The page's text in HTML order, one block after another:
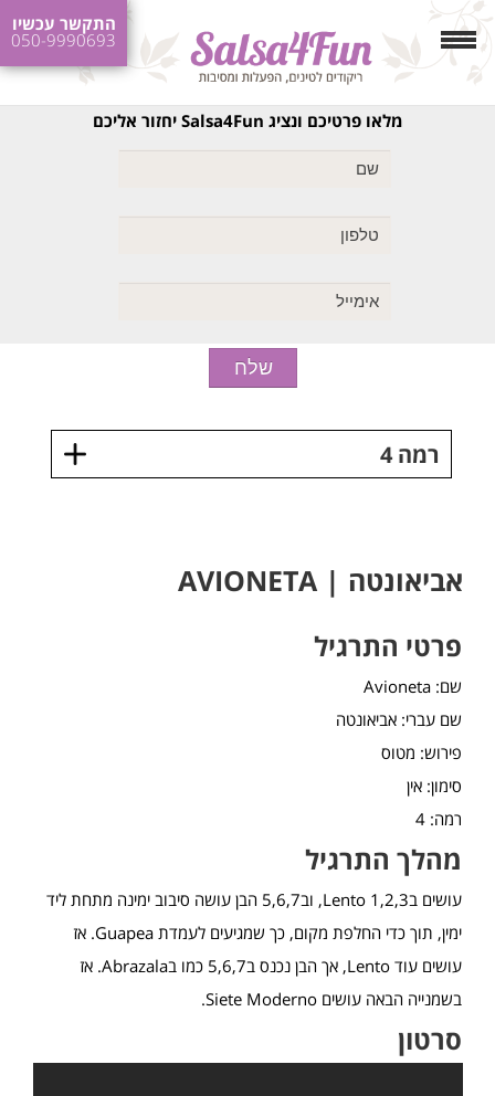
התקשר עכשיו
050-9990693
מלאו פרטיכם ונציג Salsa4Fun יחזור אליכם
רמה 4
אביאונטה | AVIONETA
פרטי התרגיל
שם: Avioneta
שם עברי: אביאונטה
פירוש: מטוס
סימון: אין
רמה: 4
מהלך התרגיל
עושים ב1,2,3 Lento, וב5,6,7 הבן עושה סיבוב ימינה מתחת ליד
ימין, תוך כדי החלפת מקום, כך שמגיעים לעמדת Guapea. אז
עושים עוד Lento, אך הבן נכנס ב5,6,7 כמו בAbrazala. אז
בשמנייה הבאה עושים Siete Moderno.
סרטון